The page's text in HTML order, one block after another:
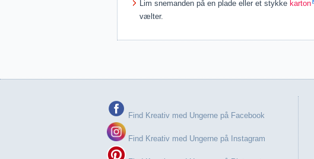
Lim snemanden på en plade eller et stykke karton
vælter.
Find Kreativ med Ungerne på Facebook
Find Kreativ med Ungerne på Instagram